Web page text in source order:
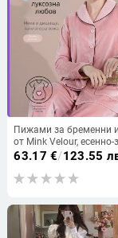
Пижами за бременни
от Mink Velour, есенно-
серия, топли
63.17 €/123.55